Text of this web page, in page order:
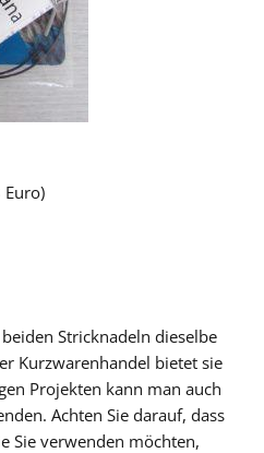
Euro)
Stricknadeln dieselbe
Kurzwarenhandel bietet sie
Projekten kann man auch
Achten Sie darauf, dass
Sie verwenden möchten,